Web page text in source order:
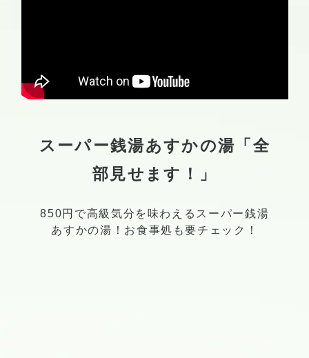
スーパー銭湯あすかの湯「全
部見せます！」
850円で高級気分を味わえるスーパー銭湯
あすかの湯！お食事処も要チェック！